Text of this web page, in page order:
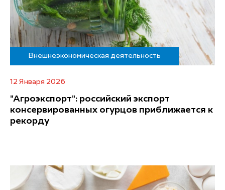
Внешнеэкономическая деятельность
12 Января 2026
"Агроэкспорт": российский экспорт
консервированных огурцов приближается к
рекорду